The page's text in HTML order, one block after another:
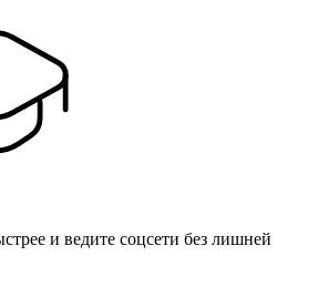
и ведите соцсети без лишней